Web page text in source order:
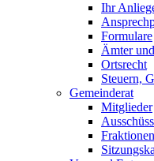
Ihr
Formulare
Ämter
Ortsrecht
Steuern,
Gemeinderat
Mitglieder
Fraktionen